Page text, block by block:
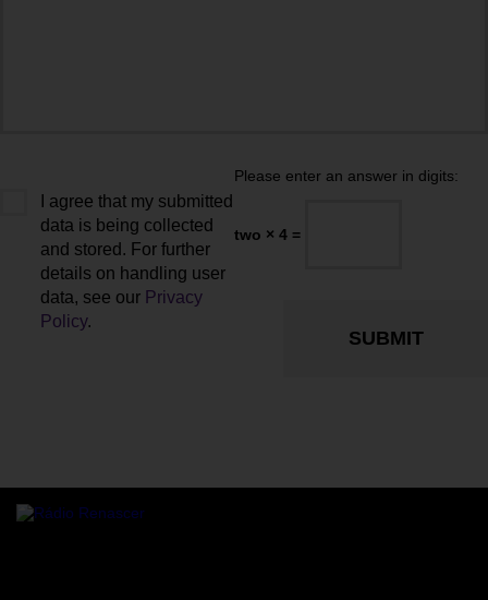
I agree that my submitted
data is being collected
and stored. For further
details on handling user
data, see our Privacy
Policy.
Please enter an answer in digits:
two × 4 =